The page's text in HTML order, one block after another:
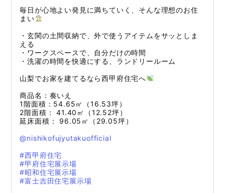
毎日が心地よい発見に満ちていく、そんな理想のお住
まい
・玄関の土間収納で、外で使うアイテムをサッとしま
える
・ワークスペースで、自分だけの時間
・洗濯の時間を快適にする、ランドリールーム
山梨でお家を建てるなら西甲府住宅へ
商品名：奏いえ
1階面積：54.65㎡（16.53坪）
2階面積： 41.40㎡（12.52坪）
延床面積： 96.05㎡（29.05坪）
@nishikofujyutakuofficial
#西甲府住宅
#甲府住宅展示場
#昭和住宅展示場
#富士吉田住宅展示場